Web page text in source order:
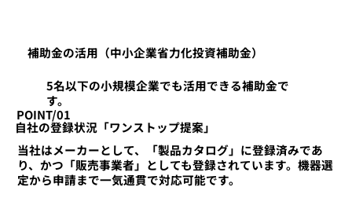
補助金の活用（中小企業省力化投資補助金）
5名以下の小規模企業でも活用できる補助金で
す。
自社の登録状況「ワンストップ提案」
POINT/01
当社はメーカーとして、「製品カタログ」に登録済みであ
り、かつ「販売事業者」としても登録されています。機器選
定から申請まで一気通貫で対応可能です。